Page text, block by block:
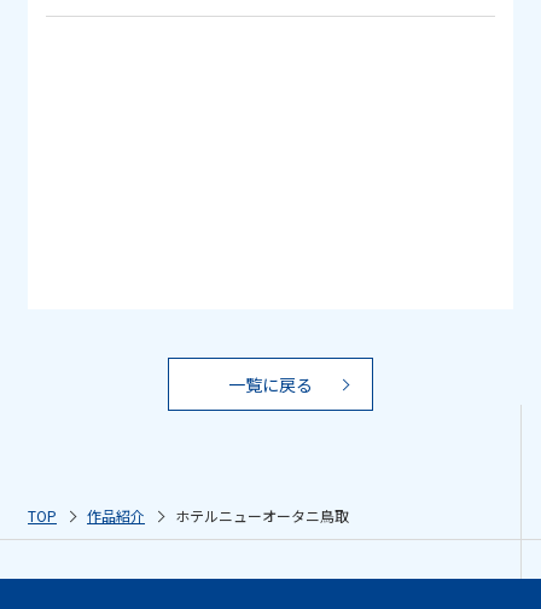
一覧に戻る
TOP 作品紹介 ホテルニューオータニ鳥取